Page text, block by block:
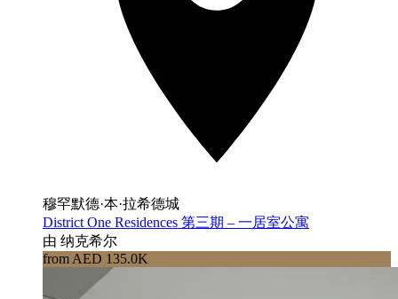
穆罕默德·本·拉希德城
District One Residences 第三期 – 一居室公寓
由 纳克希尔
from AED 135.0K